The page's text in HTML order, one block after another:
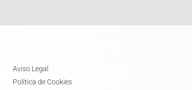
Aviso Legal
Política de Cookies